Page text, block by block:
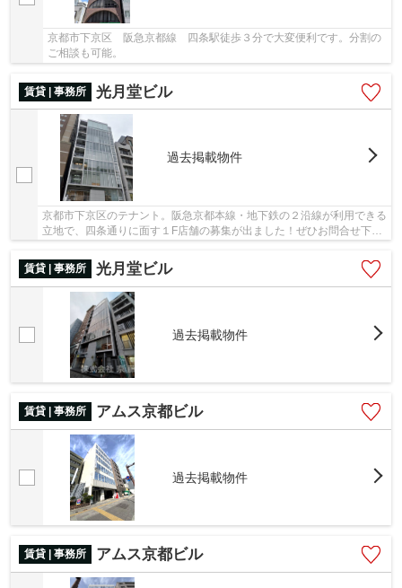
京都市下京区 阪急京都線 四条駅徒歩３分で大変便利です。分割の
ご相談も可能。
賃貸 | 事務所 光月堂ビル
過去掲載物件
京都市下京区のテナント。阪急京都本線・地下鉄の２沿線が利用できる
立地で、四条通りに面す１F店舗の募集が出ました！ぜひお問合せ下さ
賃貸 | 事務所
光月堂ビル
過去掲載物件
賃貸 | 事務所 アムス京都ビル
過去掲載物件
賃貸 | 事務所 アムス京都ビル